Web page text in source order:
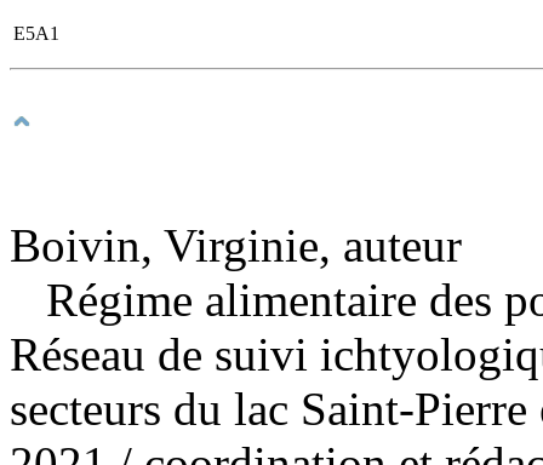
E5A1
Boivin, Virginie, auteur
Régime alimentaire des
Réseau de suivi
secteurs du lac Saint-